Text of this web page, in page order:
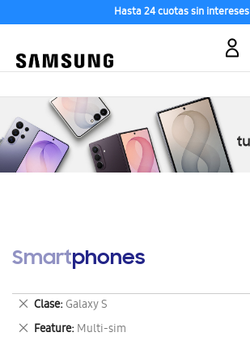
Hasta 24 cuotas sin intereses
Smartphones
Clase Galaxy S
Eliminar
este
artículo
Feature Multi-sim
Eliminar